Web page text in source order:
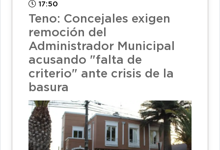
17:50
Teno: Concejales exigen
remoción del
Administrador Municipal
acusando "falta de
criterio" ante crisis de la
basura